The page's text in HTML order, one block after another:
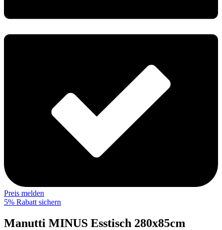
Preis melden
5% Rabatt sichern
Manutti MINUS Esstisch 280x85cm